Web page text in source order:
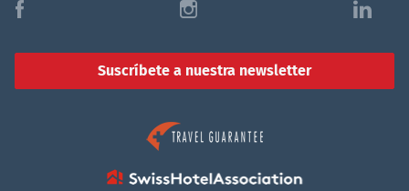
f i l
Suscríbete a nuestra newsletter